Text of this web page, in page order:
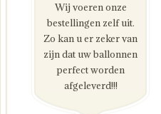
Wij voeren onze
bestellingen zelf uit.
Zo kan u er zeker van
zijn dat uw ballonnen
perfect worden
afgeleverd!!!